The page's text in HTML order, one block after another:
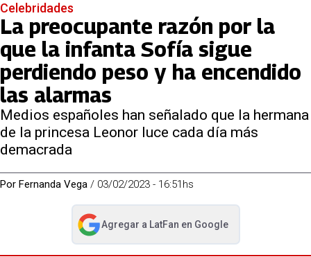
Celebridades
La preocupante razón por la
que la infanta Sofía sigue
perdiendo peso y ha encendido
las alarmas
Medios españoles han señalado que la hermana
de la princesa Leonor luce cada día más
demacrada
Por Fernanda Vega / 03/02/2023 - 16:51hs
Agregar a LatFan en Google
abre en nueva pestaña